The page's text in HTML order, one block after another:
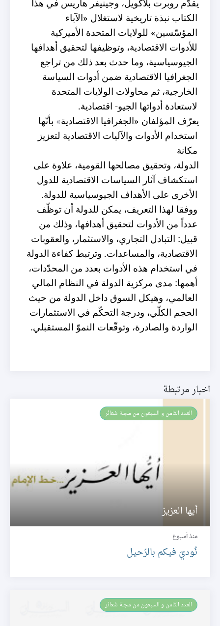
يقدّم روبرت بلاكويل، وجينيفر هاريس في هذا
الكتاب نبذة تاريخية لاستغلال «الآباء
المؤسّسين» للولايات المتحدة الأميركية
للأدوات الاقتصادية، وتوظيفها لتحقيق أهدافها
الجيوسياسية، وما حدث بعد ذلك من تراجع
الجغرافيا الاقتصادية ضمن أدوات السياسة
الخارجية، ثم محاولات الولايات المتحدة
لاستعادة أدواتها الجيو- اقتصادية.
يعرّف المؤلفان «الجغرافيا الاقتصادية» بأنّها
استخدام الأدوات والآليات الاقتصادية لتعزيز
مكانة
الدولة، وتحقيق مصالحها القومية، علاوة على
استكشاف آثار السياسات الاقتصادية للدول
الأخرى على الأهداف الجيوسياسية للدولة.
ووفقا لهذا التعريف، يمكن للدولة أن توظّف
عدداً من الأدوات لتحقيق أهدافها، وذلك من
قبيل: التبادل التجاري، والاستثمار، والعقوبات
الاقتصادية، والمساعدات. وترتبط كفاءة الدولة
في استخدام هذه الأدوات بعدد من المحدّدات،
أهمها: مدى مركزية الدولة في النظام المالي
العالمي، وهيكل السوق داخل الدولة من حيث
الحجم الكلّي، ودرجة التحكّم في الاستثمارات
الواردة والصادرة، وتوقّعات النموّ المستقبلي.
اخبار مرتبطة
العـدد الثامن و السبعون من مجلة شعائر
أيها العزيز
منذ أسبوع
نُوديَ فيكم بالرّحيل
العـدد الثامن و السبعون من مجلة شعائر